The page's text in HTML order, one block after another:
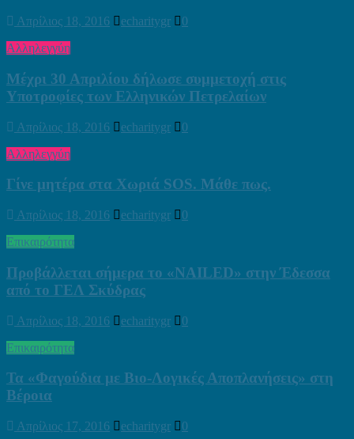
Απρίλιος 18, 2016 echaritygr
0
Αλληλεγγύη
Μέχρι 30 Απριλίου δήλωσε συμμετοχή στις
Υποτροφίες των Ελληνικών Πετρελαίων
Απρίλιος 18, 2016 echaritygr
0
Αλληλεγγύη
Γίνε μητέρα στα Χωριά SOS. Μάθε πως.
Απρίλιος 18, 2016 echaritygr
0
Επικαιρότητα
Προβάλλεται σήμερα τo «NAILED» στην Έδεσσα
από το ΓΕΛ Σκύδρας
Απρίλιος 18, 2016 echaritygr
0
Επικαιρότητα
Τα «Φαγούδια με Βιο-Λογικές Αποπλανήσεις» στη
Βέροια
Απρίλιος 17, 2016 echaritygr
0